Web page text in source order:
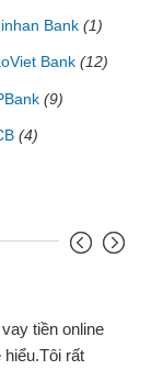
Bank (1)
Bank (12)
(9)
(4)
chiếc xe